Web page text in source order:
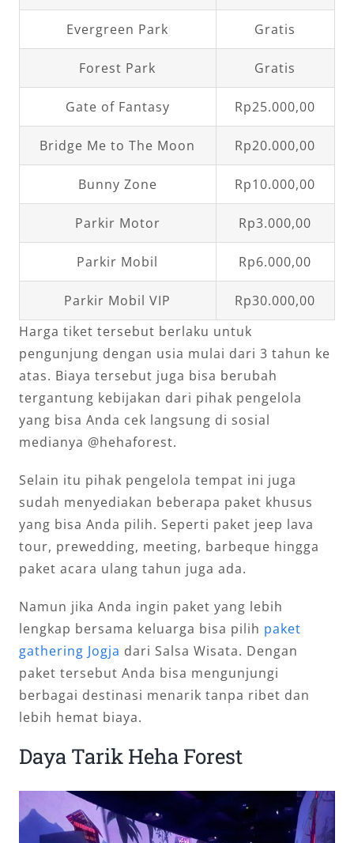
Evergreen Park Gratis
Forest Park Gratis
Gate of Fantasy Rp25.000,00
Bridge Me to The Moon Rp20.000,00
Bunny Zone Rp10.000,00
Parkir Motor Rp3.000,00
Parkir Mobil Rp6.000,00
Parkir Mobil VIP
Rp30.000,00
Harga tiket tersebut berlaku untuk
pengunjung dengan usia mulai dari 3 tahun ke
atas. Biaya tersebut juga bisa berubah
tergantung kebijakan dari pihak pengelola
yang bisa Anda cek langsung di sosial
medianya @hehaforest.
Selain itu pihak pengelola tempat ini juga
sudah menyediakan beberapa paket khusus
yang bisa Anda pilih. Seperti paket jeep lava
tour, prewedding, meeting, barbeque hingga
paket acara ulang tahun juga ada.
Namun jika Anda ingin paket yang lebih
lengkap bersama keluarga bisa pilih paket
gathering Jogja dari Salsa Wisata. Dengan
paket tersebut Anda bisa mengunjungi
berbagai destinasi menarik tanpa ribet dan
lebih hemat biaya.
Daya Tarik Heha Forest